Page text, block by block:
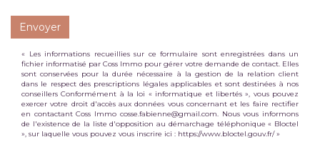
Envoyer
« Les informations recueillies sur ce formulaire sont enregistrées dans un
fichier informatisé par Coss Immo pour gérer votre demande de contact. Elles
sont conservées pour la durée nécessaire à la gestion de la relation client
dans le respect des prescriptions légales applicables et sont destinées à nos
conseillers Conformément à la loi « informatique et libertés », vous pouvez
exercer votre droit d'accès aux données vous concernant et les faire rectifier
en contactant Coss Immo cosse.fabienne@gmail.com. Nous vous informons
de l'existence de la liste d'opposition au démarchage téléphonique « Bloctel
», sur laquelle vous pouvez vous inscrire ici : https://www.bloctel.gouv.fr/»